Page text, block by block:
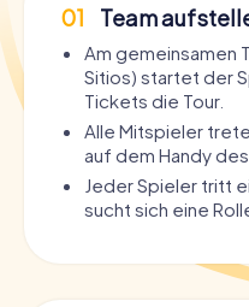
01 Team
Am gemeinsamen
Sitios) startet der
Tickets die Tour.
Alle Mitspieler
auf dem Handy
Jeder Spieler tritt
sucht sich eine